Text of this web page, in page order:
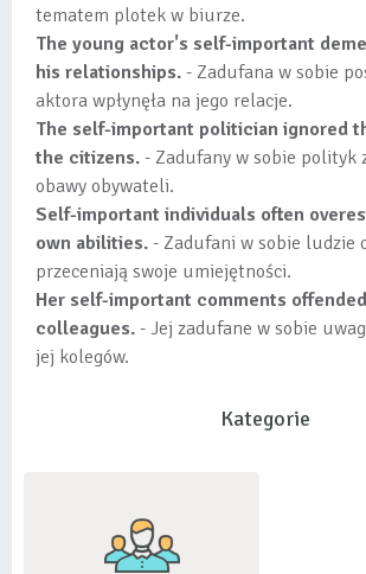
tematem plotek w biurze.
The young actor's self-important
his relationships. - Zadufana w sobie
aktora wpłynęła na jego relacje.
The self-important politician ignored
the citizens. - Zadufany w sobie polityk
obawy obywateli.
Self-important individuals often
own abilities. - Zadufani w sobie ludzie
przeceniają swoje umiejętności.
Her self-important comments
colleagues. - Jej zadufane w sobie
jej kolegów.
Kategorie